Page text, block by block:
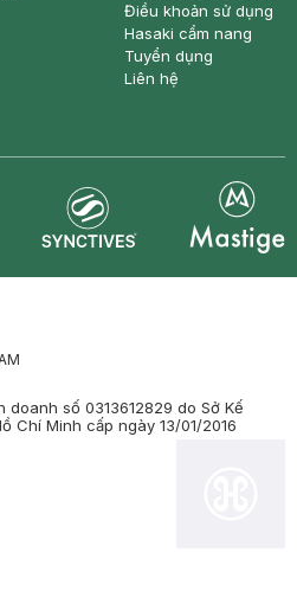
Điều khoản sử dụng
Hasaki cẩm nang
Tuyển dụng
Liên hệ
số 0313612829 do Sở Kế
Chí Minh cấp ngày 13/01/2016